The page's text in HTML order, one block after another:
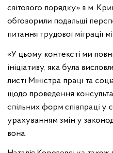
світового порядку» в м.
обговорили подальші
питання трудової
«У цьому контексті ми
ініціативу, яка була
листі Міністра праці та
щодо проведення
спільних форм співпраці у
урахуванням змін у
вона.